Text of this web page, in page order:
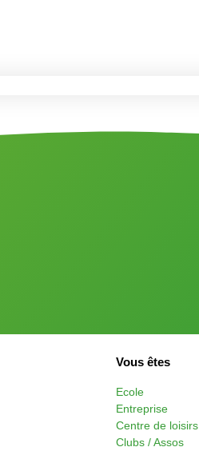
Vous êtes
Ecole
Entreprise
Centre de loisirs
Clubs / Assos